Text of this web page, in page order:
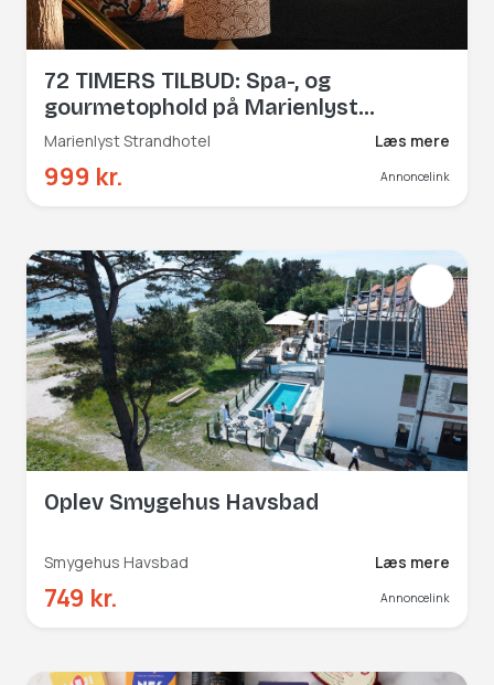
72 TIMERS TILBUD: Spa-, og
gourmetophold på Marienlyst
Strandhotel
Marienlyst Strandhotel Læs mere
999 kr. Annoncelink
Oplev Smygehus Havsbad
Smygehus Havsbad Læs mere
749 kr. Annoncelink